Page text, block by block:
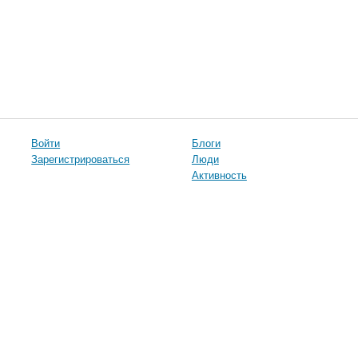
Войти
Зарегистрироваться
Блоги
Люди
Активность